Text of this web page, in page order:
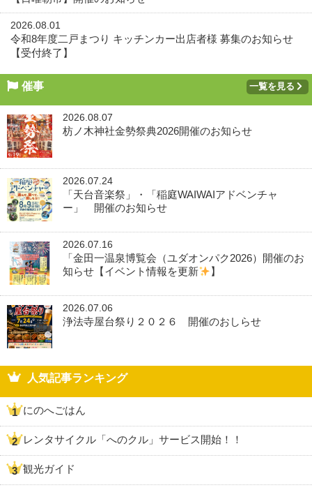
2026.08.01
令和8年度二戸まつり キッチンカー出店者様 募集のお知らせ
【受付終了】
催事 一覧を見る
2026.08.07
枋ノ木神社金勢祭典2026開催のお知らせ
2026.07.24
「天台音楽祭」・「稲庭WAIWAIアドベンチャ
ー」 開催のお知らせ
2026.07.16
「金田一温泉博覧会（ユダオンパク2026）開催のお
知らせ【イベント情報を更新
】
2026.07.06
浄法寺屋台祭り２０２６ 開催のおしらせ
人気記事ランキング
にのへごはん
レンタサイクル「へのクル」サービス開始！！
観光ガイド